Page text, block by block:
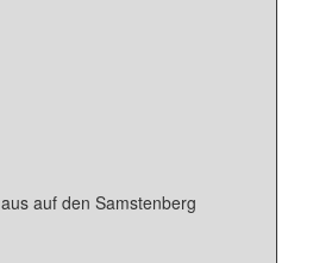
auf den Samstenberg